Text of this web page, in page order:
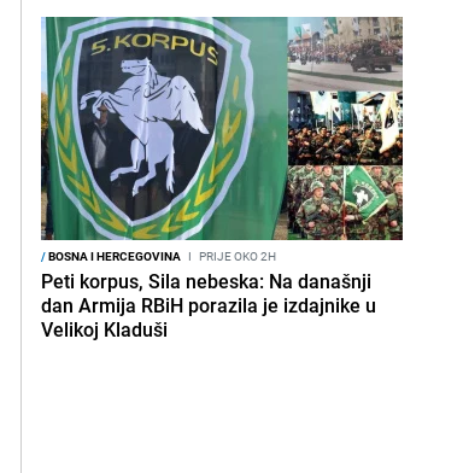
/BOSNA I HERCEGOVINA I PRIJE OKO 2H
Peti korpus, Sila nebeska: Na današnji
dan Armija RBiH porazila je izdajnike u
Velikoj Kladuši